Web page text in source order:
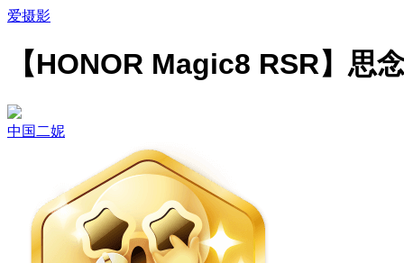
爱摄影
【HONOR Magic8 RSR】思
中国二妮